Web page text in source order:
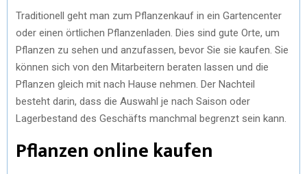
Traditionell geht man zum Pflanzenkauf in ein Gartencenter
oder einen örtlichen Pflanzenladen. Dies sind gute Orte, um
Pflanzen zu sehen und anzufassen, bevor Sie sie kaufen. Sie
können sich von den Mitarbeitern beraten lassen und die
Pflanzen gleich mit nach Hause nehmen. Der Nachteil
besteht darin, dass die Auswahl je nach Saison oder
Lagerbestand des Geschäfts manchmal begrenzt sein kann.
Pflanzen online kaufen